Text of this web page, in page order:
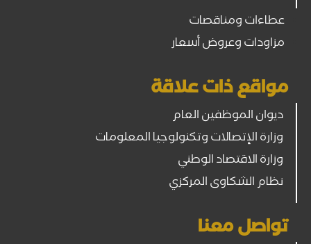
عطاءات ومناقصات
مزاودات وعروض أسعار
مواقع ذات علاقة
ديوان الموظفين العام
وزارة الإتصالات وتكنولوجيا المعلومات
وزارة الاقتصاد الوطني
نظام الشكاوى المركزي
تواصل معنا